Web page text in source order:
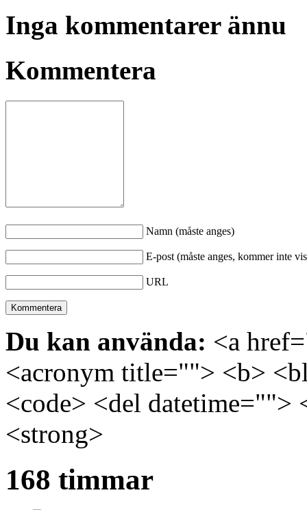
Inga kommentarer ännu
Kommentera
Namn (måste anges)
E-post (måste anges, kommer inte
URL
Du kan använda: <a
<acronym title=""> <b>
<code> <del
<strong>
168 timmar